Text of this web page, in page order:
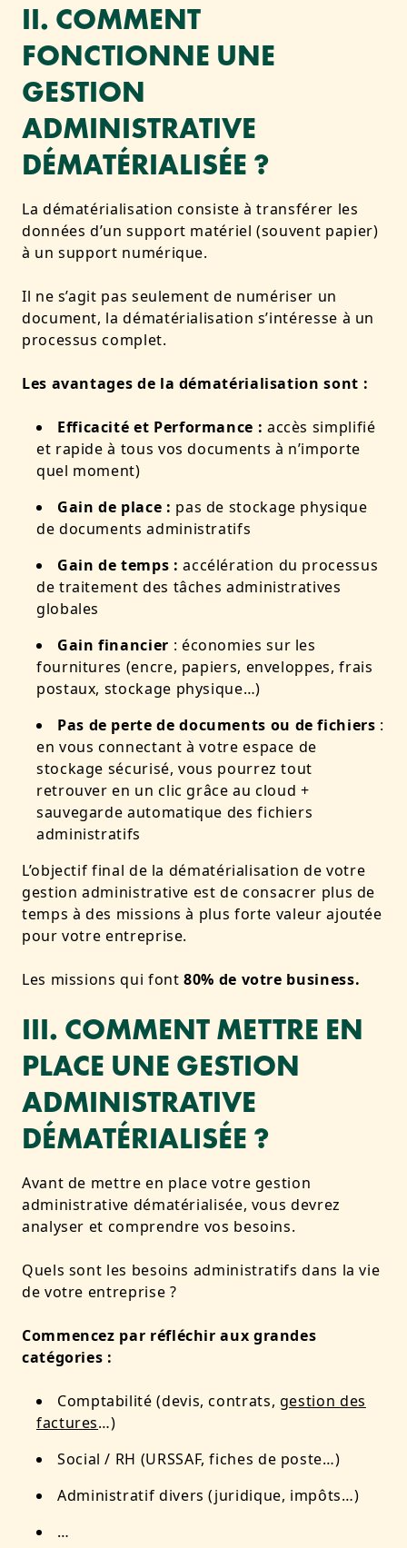
II. COMMENT
FONCTIONNE UNE
GESTION
ADMINISTRATIVE
DÉMATÉRIALISÉE ?
La dématérialisation consiste à transférer les
données d’un support matériel (souvent papier)
à un support numérique.
Il ne s’agit pas seulement de numériser un
document, la dématérialisation s’intéresse à un
processus complet.
Les avantages de la dématérialisation sont :
Efficacité et Performance : accès simplifié
et rapide à tous vos documents à n’importe
quel moment)
Gain de place : pas de stockage physique
de documents administratifs
Gain de temps :accélération du processus
de traitement des tâches administratives
globales
Gain financier : économies sur les
fournitures (encre, papiers, enveloppes, frais
postaux, stockage physique…)
Pas de perte de documents ou de fichiers :
en vous connectant à votre espace de
stockage sécurisé, vous pourrez tout
retrouver en un clic grâce au cloud +
sauvegarde automatique des fichiers
administratifs
L’objectif final de la dématérialisation de votre
gestion administrative est de consacrer plus de
temps à des missions à plus forte valeur ajoutée
pour votre entreprise.
Les missions qui font80% de votre business.
III. COMMENT METTRE EN
PLACE UNE GESTION
ADMINISTRATIVE
DÉMATÉRIALISÉE ?
Avant de mettre en place votre gestion
administrative dématérialisée, vous devrez
analyser et comprendre vos besoins.
Quels sont les besoins administratifs dans la vie
de votre entreprise ?
Commencez par réfléchir aux grandes
catégories :
Comptabilité (devis, contrats, gestion des
factures…)
Social / RH (URSSAF, fiches de poste…)
Administratif divers (juridique, impôts…)
…